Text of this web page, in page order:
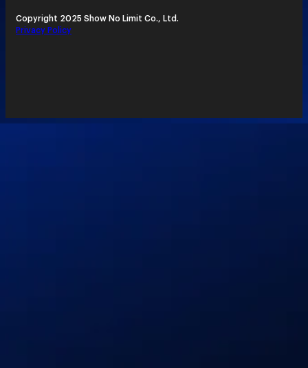
Copyright 2025 Show No Limit Co., Ltd.
Privacy Policy